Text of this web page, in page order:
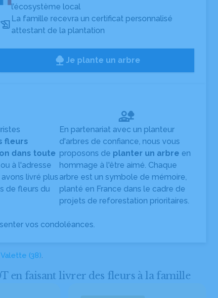
l’écosystème local
La famille recevra un certificat personnalisé
attestant de la plantation
Je plante un arbre
fleurs
dans toute
à l'adresse
livré plus
de fleurs du
En partenariat avec un planteur
d'arbres de confiance, nous vous
proposons de planter un arbre en
hommage à l'être aimé. Chaque
arbre est un symbole de mémoire,
planté en France dans le cadre de
projets de reforestation prioritaires.
vos condoléances.
Valette (38).
en faisant livrer des fleurs à la famille